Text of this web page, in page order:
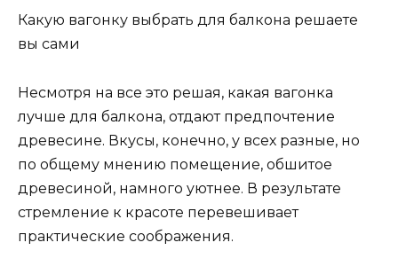
Какую вагонку выбрать для балкона решаете
вы сами
Несмотря на все это решая, какая вагонка
лучше для балкона, отдают предпочтение
древесине. Вкусы, конечно, у всех разные, но
по общему мнению помещение, обшитое
древесиной, намного уютнее. В результате
стремление к красоте перевешивает
практические соображения.